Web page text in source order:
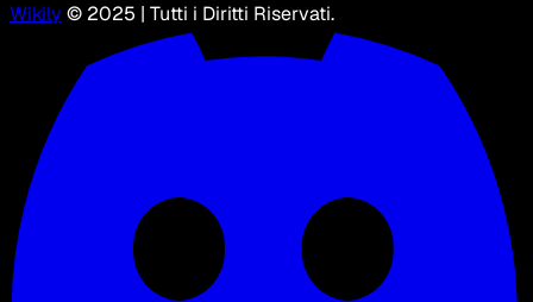
Wikily © 2025 | Tutti i Diritti Riservati.